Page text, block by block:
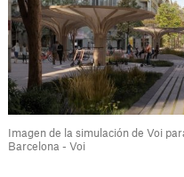
Imagen de la simulación de Voi
Barcelona - Voi